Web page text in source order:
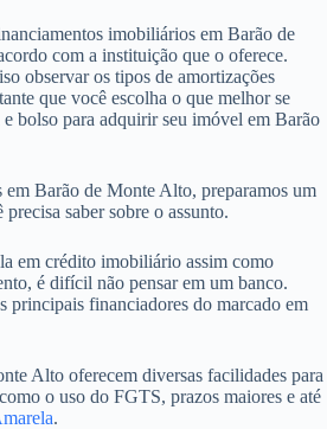
imobiliários em Barão de
com a instituição que o oferece.
observar os tipos de amortizações
que você escolha o que melhor se
bolso para adquirir seu imóvel em Barão
em Barão de Monte Alto, preparamos um
saber sobre o assunto.
em crédito imobiliário assim como
é difícil não pensar em um banco.
principais financiadores do marcado em
Alto oferecem diversas facilidades para
o uso do FGTS, prazos maiores e até
.